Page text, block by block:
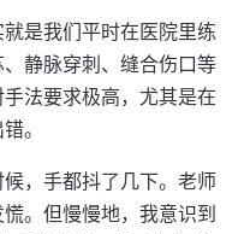
是我们平时在医院里练
静脉穿刺、缝合伤口等
法要求极高，尤其是在
。
，手都抖了几下。老师
。但慢慢地，我意识到